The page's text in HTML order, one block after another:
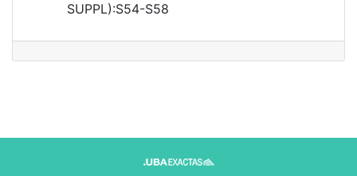
SUPPL):S54-S58